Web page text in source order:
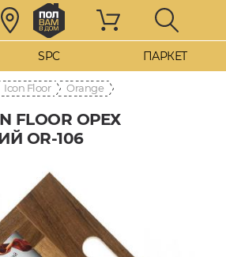
SPC ПАРКЕТ
Icon Floor Orange
FLOOR ОРЕХ
OR-106